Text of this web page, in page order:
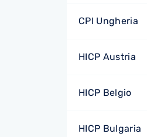
CPI Ungheria
HICP Austria
HICP Belgio
HICP Bulgaria